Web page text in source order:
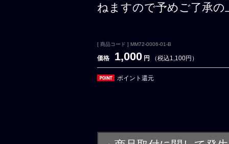
ねますので予めご了承
[ 商品コード ] MM72-0006-01-B
価格 1,000 円 （税込1,100円）
ポイント還元